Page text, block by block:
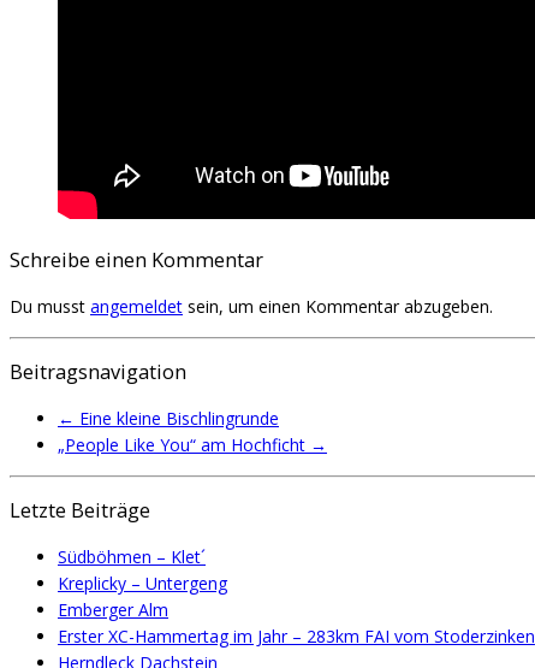
Schreibe einen Kommentar
Du musst angemeldet sein, um einen Kommentar abzugeben.
Beitragsnavigation
← Eine kleine Bischlingrunde
„People Like You“ am Hochficht →
Letzte Beiträge
Südböhmen – Klet´
Kreplicky – Untergeng
Emberger Alm
Erster XC-Hammertag im Jahr – 283km FAI vom Stoderzinken
Herndleck Dachstein